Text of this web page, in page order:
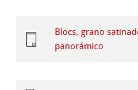
Blocs, grano
panorámico